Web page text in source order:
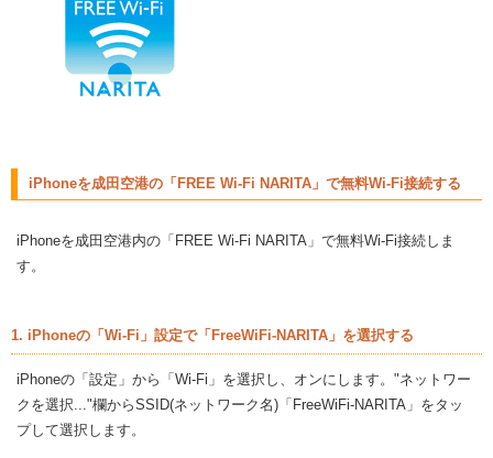
iPhoneを成田空港の「FREE Wi-Fi NARITA」で無料Wi-Fi接続する
iPhoneを成田空港内の「FREE Wi-Fi NARITA」で無料Wi-Fi接続しま
す。
1. iPhoneの「Wi-Fi」設定で「FreeWiFi-NARITA」を選択する
iPhoneの「設定」から「Wi-Fi」を選択し、オンにします。"ネットワー
クを選択..."欄からSSID(ネットワーク名)「FreeWiFi-NARITA」をタッ
プして選択します。